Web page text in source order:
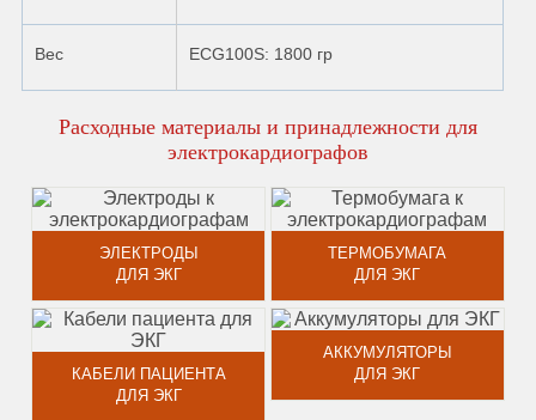
Вес ECG100S: 1800 гр
Расходные материалы и принадлежности для
электрокардиографов
ЭЛЕКТРОДЫ
ДЛЯ ЭКГ
ТЕРМОБУМАГА
ДЛЯ ЭКГ
КАБЕЛИ ПАЦИЕНТА
ДЛЯ ЭКГ
АККУМУЛЯТОРЫ
ДЛЯ ЭКГ